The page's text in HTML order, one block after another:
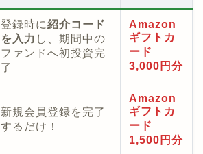
登録時に紹介コード
を入力 し、期間中の
ファンドへ初投資完
了
Amazon
ギフトカ
ード
3,000円分
新規会員登録を完了
するだけ！
Amazon
ギフトカ
ード
1,500円分